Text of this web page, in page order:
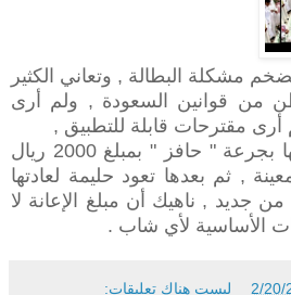
مشكلة البطالة , وتعاني الكثير
من قوانين السعودة , ولم أرى
مقترحات قابلة للتطبيق ,
فمشكلة البطالة تم حلها بجرعة " حافز " بمبلغ 2000 ريال
, ثم بعدها تعود حليمة لعادتها
من جديد , ناهيك أن مبلغ الإعانة لا
الأساسية لأي شاب .
2/20/ ليست هناك تعليقات: